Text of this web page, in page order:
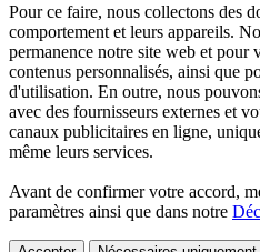
Pour ce faire, nous collectons des
comportement et leurs appareils.
permanence notre site web et pour
contenus personnalisés, ainsi que
d'utilisation. En outre, nous
avec des fournisseurs externes et
canaux publicitaires en ligne,
même leurs services.
Avant de confirmer votre accord,
paramètres ainsi que dans notre